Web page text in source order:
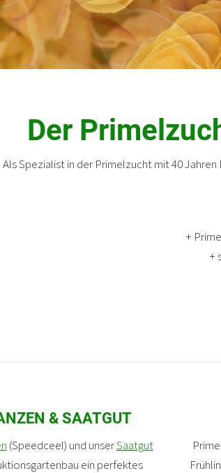
Der
Als Spezialist in der Primelzucht mit 40
+
+
& SAATGUT
(Speedceel) und unserSaatgut
ein perfektes